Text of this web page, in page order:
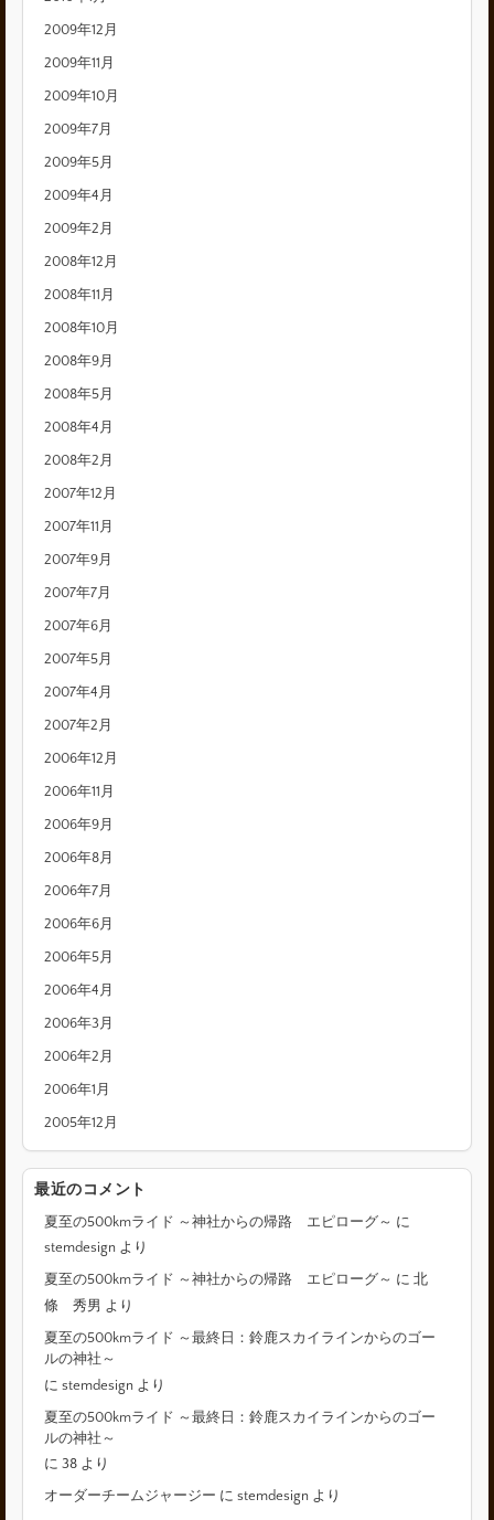
2009年12月
2009年11月
2009年10月
2009年7月
2009年5月
2009年4月
2009年2月
2008年12月
2008年11月
2008年10月
2008年9月
2008年5月
2008年4月
2008年2月
2007年12月
2007年11月
2007年9月
2007年7月
2007年6月
2007年5月
2007年4月
2007年2月
2006年12月
2006年11月
2006年9月
2006年8月
2006年7月
2006年6月
2006年5月
2006年4月
2006年3月
2006年2月
2006年1月
2005年12月
最近のコメント
夏至の500kmライド ～神社からの帰路 エピローグ～ に
stemdesign より
夏至の500kmライド ～神社からの帰路 エピローグ～ に北
條 秀男 より
夏至の500kmライド ～最終日：鈴鹿スカイラインからのゴー
ルの神社～
にstemdesign より
夏至の500kmライド ～最終日：鈴鹿スカイラインからのゴー
ルの神社～
に38 より
オーダーチームジャージー にstemdesign より